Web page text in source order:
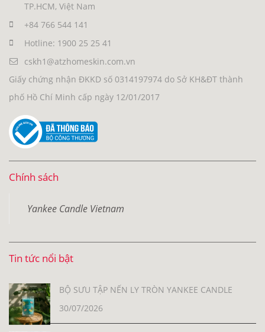
TP.HCM, Việt Nam
+84 766 544 141
Hotline: 1900 25 25 41
cskh1@atzhomeskin.com.vn
Giấy chứng nhận ĐKKD số 0314197974 do Sở KH&ĐT thành
phố Hồ Chí Minh cấp ngày 12/01/2017
Chính sách
Yankee Candle Vietnam
Tin tức nổi bật
BỘ SƯU TẬP NẾN LY TRÒN YANKEE CANDLE
30/07/2026